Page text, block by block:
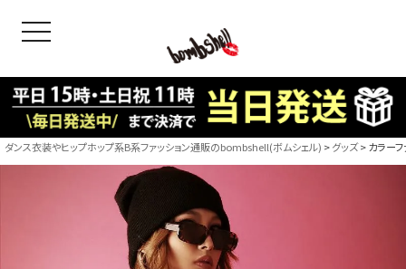
toggle navigation
B/bomb
ダンス衣装やヒップホップ系B系ファッション通販のbombshell(ボムシェル) グッズ カラー